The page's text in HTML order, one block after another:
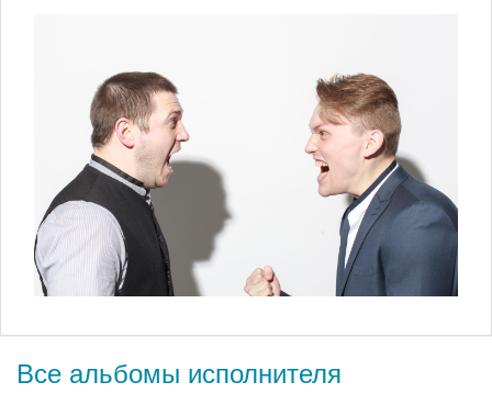
Все альбомы исполнителя